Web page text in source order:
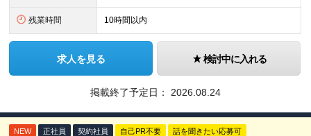
残業時間 10時間以内
求人を見る 検討中に入れる
掲載終了予定日： 2026.08.24
NEW 正社員 契約社員 自己PR不要 話を聞きたい応募可